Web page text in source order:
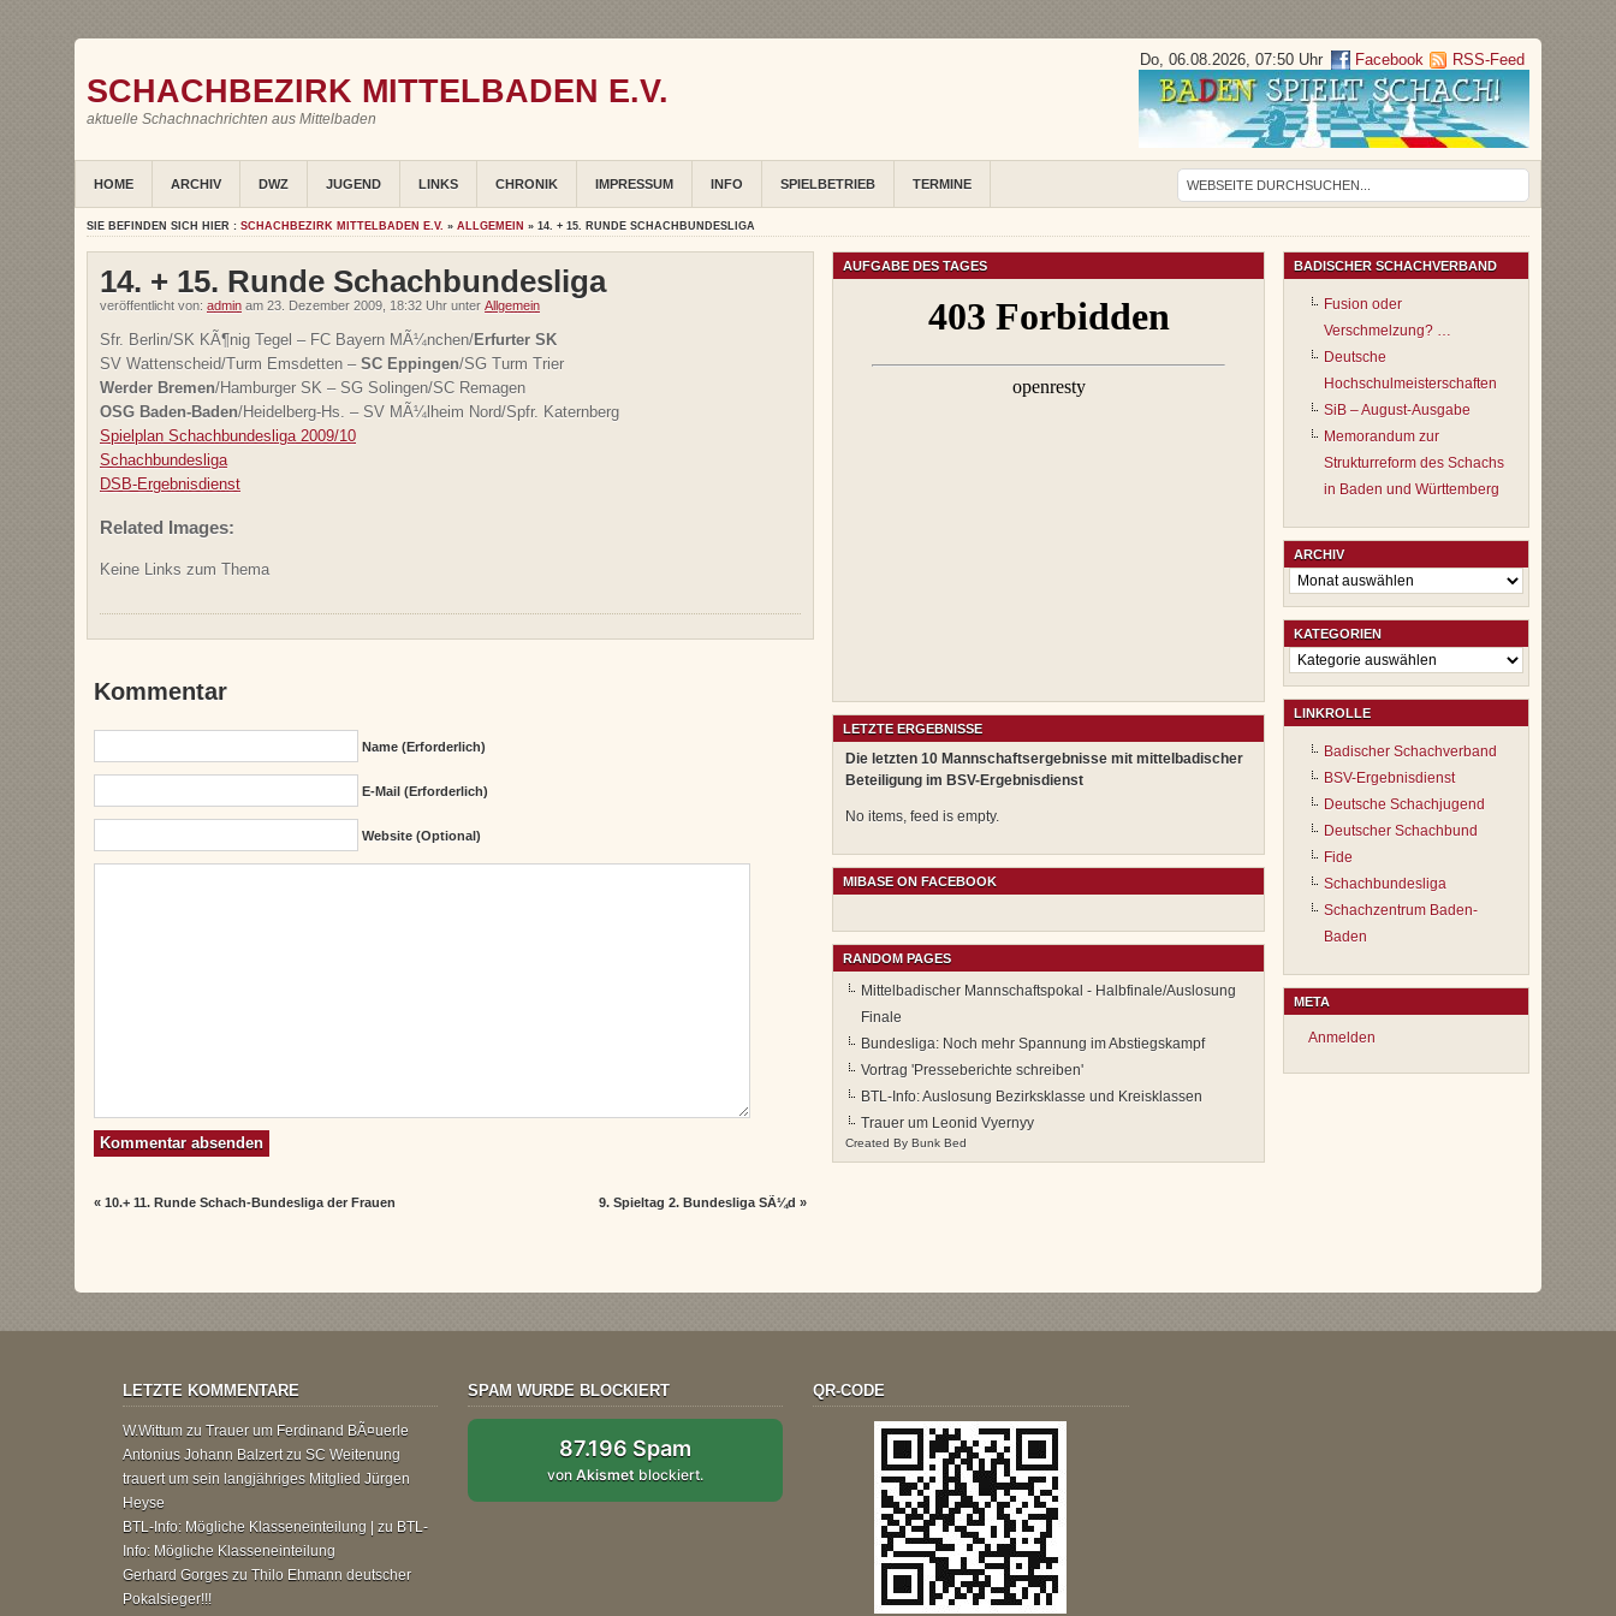
SCHACHBEZIRK MITTELBADEN E.V.
aktuelle Schachnachrichten aus Mittelbaden
Do, 06.08.2026, 07:50 Uhr Facebook RSS-Feed
HOME ARCHIV DWZ JUGEND LINKS CHRONIK IMPRESSUM INFO SPIELBETRIEB TERMINE
SIE BEFINDEN SICH HIER : SCHACHBEZIRK MITTELBADEN E.V. » ALLGEMEIN » 14. + 15. RUNDE SCHACHBUNDESLIGA
14. + 15. Runde Schachbundesliga
veröffentlicht von: admin am 23. Dezember 2009, 18:32 Uhr unter Allgemein
Sfr. Berlin/SK KÃ¶nig Tegel – FC Bayern MÃ¼nchen/Erfurter SK
SV Wattenscheid/Turm Emsdetten – SC Eppingen/SG Turm Trier
Werder Bremen/Hamburger SK – SG Solingen/SC Remagen
OSG Baden-Baden/Heidelberg-Hs. – SV MÃ¼lheim Nord/Spfr. Katernberg
Spielplan Schachbundesliga 2009/10
Schachbundesliga
DSB-Ergebnisdienst
Related Images:
Keine Links zum Thema
Kommentar
Name (erforderlich)
E-Mail (erforderlich)
Website (Optional)
«10.+ 11. Runde Schach-Bundesliga der Frauen 9. Spieltag 2. Bundesliga SÃ¼d »
AUFGABE DES TAGES
LETZTE ERGEBNISSE
Die letzten 10 Mannschaftsergebnisse mit mittelbadischer
Beteiligung im BSV-Ergebnisdienst
No items, feed is empty.
MIBASE ON FACEBOOK
RANDOM PAGES
Mittelbadischer Mannschaftspokal - Halbfinale/Auslosung
Finale
Bundesliga: Noch mehr Spannung im Abstiegskampf
Vortrag 'Presseberichte schreiben'
BTL-Info: Auslosung Bezirksklasse und Kreisklassen
Trauer um Leonid Vyernyy
Created By Bunk Bed
BADISCHER SCHACHVERBAND
Fusion oder
Verschmelzung? …
Deutsche
Hochschulmeisterschaften
SiB – August-Ausgabe
Memorandum zur
Strukturreform des Schachs
in Baden und Württemberg
ARCHIV
Archiv
KATEGORIEN
Kategorien
LINKROLLE
Badischer Schachverband
BSV-Ergebnisdienst
Deutsche Schachjugend
Deutscher Schachbund
Fide
Schachbundesliga
Schachzentrum Baden-
Baden
META
Anmelden
LETZTE KOMMENTARE
W.Wittum zu Trauer um Ferdinand BÃ¤uerle
Antonius Johann Balzertzu SC Weitenung
trauert um sein langjähriges Mitglied Jürgen
Heyse
BTL-Info: Mögliche Klasseneinteilung | zu BTL-
Info: Mögliche Klasseneinteilung
Gerhard Gorges zu Thilo Ehmann deutscher
Pokalsieger!!!
SPAM WURDE BLOCKIERT
87.196 Spam
vonAkismet blockiert.
QR-CODE